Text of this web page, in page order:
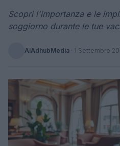
Scopri l'importanza e le
soggiorno durante le tue
AiAdhubMedia · 1 Settembre